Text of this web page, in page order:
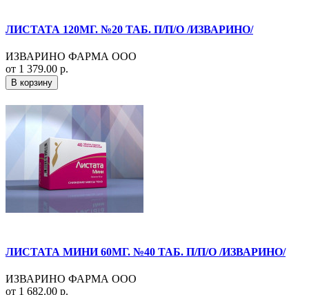
ЛИСТАТА 120МГ. №20 ТАБ. П/П/О /ИЗВАРИНО/
ИЗВАРИНО ФАРМА ООО
от 1 379.00 р.
В корзину
ЛИСТАТА МИНИ 60МГ. №40 ТАБ. П/П/О /ИЗВАРИНО/
ИЗВАРИНО ФАРМА ООО
от 1 682.00 р.